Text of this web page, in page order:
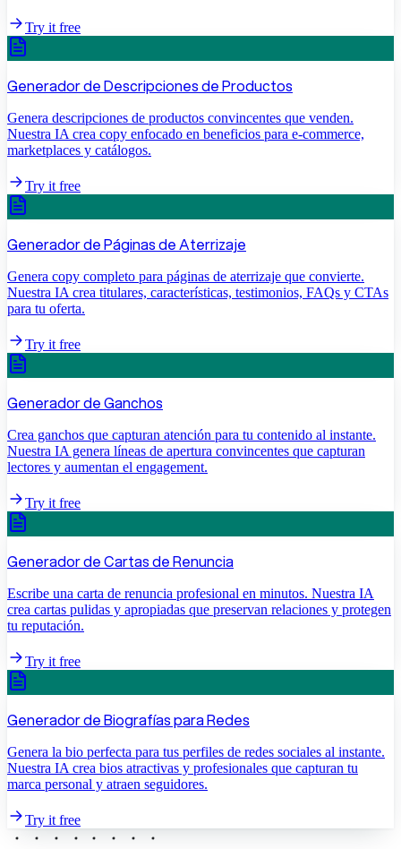
Try it free
Generador de Descripciones de Productos
Genera descripciones de productos convincentes que venden.
Nuestra IA crea copy enfocado en beneficios para e-commerce,
marketplaces y catálogos.
Try it free
Generador de Páginas de Aterrizaje
Genera copy completo para páginas de aterrizaje que convierte.
Nuestra IA crea titulares, características, testimonios, FAQs y CTAs
para tu oferta.
Try it free
Generador de Ganchos
Crea ganchos que capturan atención para tu contenido al instante.
Nuestra IA genera líneas de apertura convincentes que capturan
lectores y aumentan el engagement.
Try it free
Generador de Cartas de Renuncia
Escribe una carta de renuncia profesional en minutos. Nuestra IA
crea cartas pulidas y apropiadas que preservan relaciones y protegen
tu reputación.
Try it free
Generador de Biografías para Redes
Genera la bio perfecta para tus perfiles de redes sociales al instante.
Nuestra IA crea bios atractivas y profesionales que capturan tu
marca personal y atraen seguidores.
Try it free